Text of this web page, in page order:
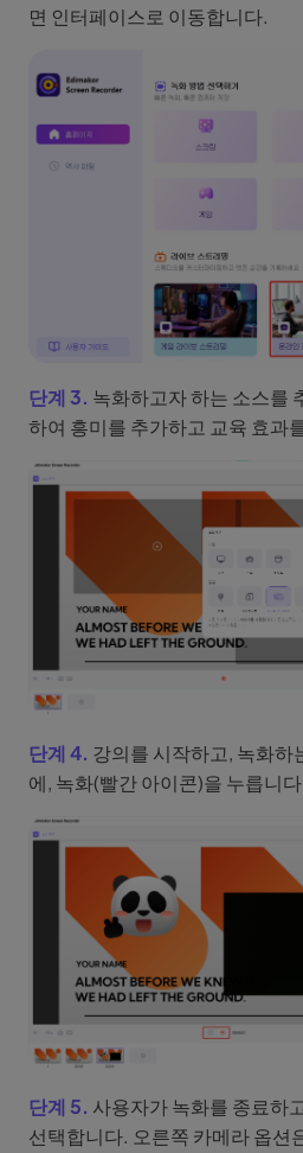
면 인터페이스로 이동합니다.
단계 3. 녹화하고자 하는 소스를
하여 흥미를 추가하고 교육 효과
단계 4. 강의를 시작하고, 녹화하
에, 녹화(빨간 아이콘)을 누릅니
단계 5. 사용자가 녹화를 종료하
선택합니다. 오른쪽 카메라 옵션